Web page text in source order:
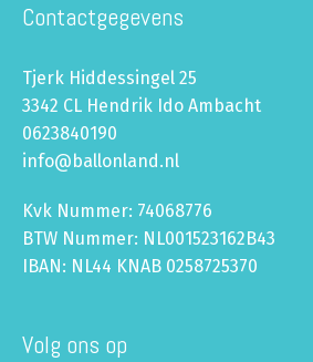
Contactgegevens
Tjerk Hiddessingel 25
3342 CL Hendrik Ido Ambacht
0623840190
info@ballonland.nl
Kvk Nummer: 74068776
BTW Nummer: NL001523162B43
IBAN: NL44 KNAB 0258725370
Volg ons op